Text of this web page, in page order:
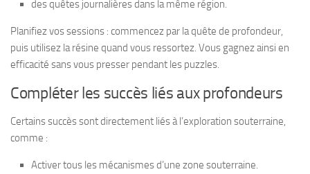
des quêtes journalières dans la même région.
Planifiez vos sessions : commencez par la quête de profondeur,
puis utilisez la résine quand vous ressortez. Vous gagnez ainsi en
efficacité sans vous presser pendant les puzzles.
Compléter les succès liés aux profondeurs
Certains succès sont directement liés à l’exploration souterraine,
comme :
Activer tous les mécanismes d’une zone souterraine.